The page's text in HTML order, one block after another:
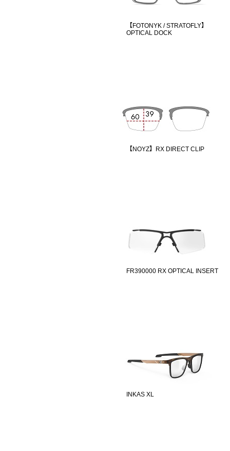
【FOTONYK / STRATOFLY】
OPTICAL DOCK
【NOYZ】RX DIRECT CLIP
FR390000 RX OPTICAL INSERT
INKAS XL